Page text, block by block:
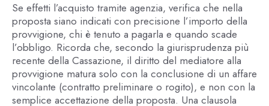
Se effetti l’acquisto tramite agenzia, verifica che nella
proposta siano indicati con precisione l’importo della
provvigione, chi è tenuto a pagarla e quando scade
l’obbligo. Ricorda che, secondo la giurisprudenza più
recente della Cassazione, il diritto del mediatore alla
provvigione matura solo con la conclusione di un affare
vincolante (contratto preliminare o rogito), e non con la
semplice accettazione della proposta. Una clausola